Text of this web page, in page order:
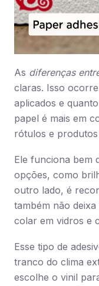
As diferenças
claras. Isso
aplicados e
papel é mais em
rótulos e
Ele funciona bem
opções, como
outro lado, é
também não
colar em vidros e
Esse tipo de
tranco do clima
escolhe o vinil